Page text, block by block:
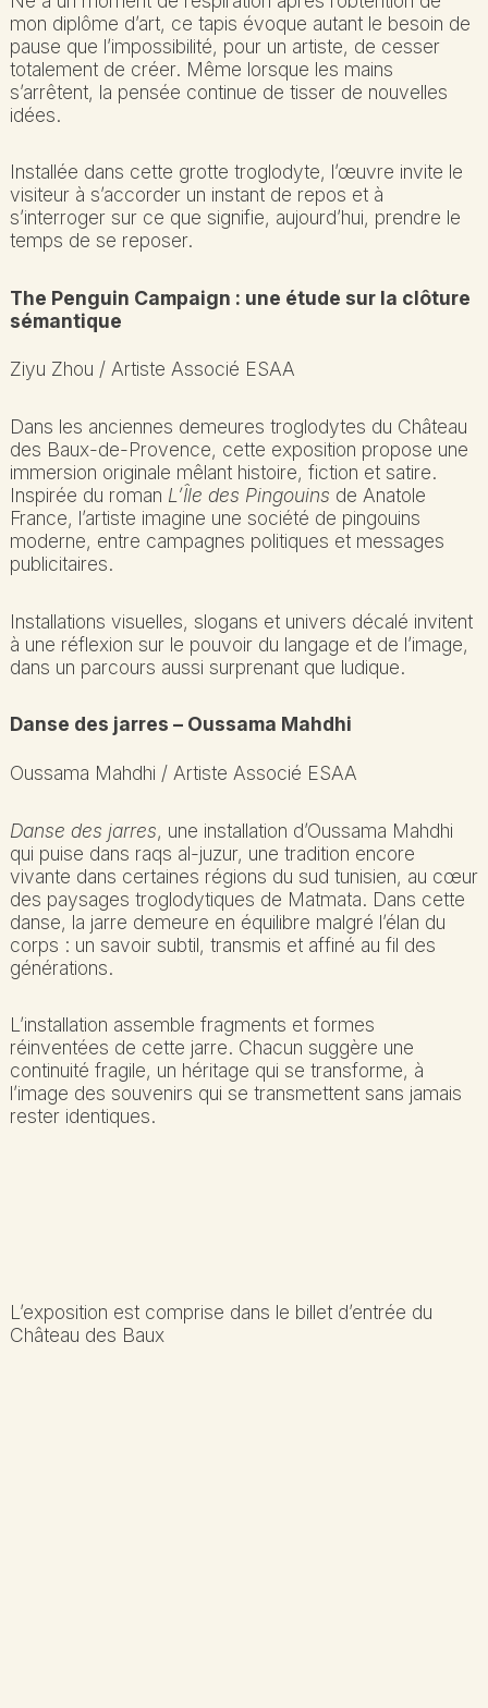
mon diplôme d’art, ce tapis évoque autant le besoin de
pause que l’impossibilité, pour un artiste, de cesser
totalement de créer. Même lorsque les mains
s’arrêtent, la pensée continue de tisser de nouvelles
idées.
Installée dans cette grotte troglodyte, l’œuvre invite le
visiteur à s’accorder un instant de repos et à
s’interroger sur ce que signifie, aujourd’hui, prendre le
temps de se reposer.
The Penguin Campaign : une étude sur la clôture
sémantique
Ziyu Zhou / Artiste Associé ESAA
Dans les anciennes demeures troglodytes du Château
des Baux-de-Provence, cette exposition propose une
immersion originale mêlant histoire, fiction et satire.
Inspirée du roman L’Île des Pingouins de Anatole
France, l’artiste imagine une société de pingouins
moderne, entre campagnes politiques et messages
publicitaires.
Installations visuelles, slogans et univers décalé invitent
à une réflexion sur le pouvoir du langage et de l’image,
dans un parcours aussi surprenant que ludique.
Danse des jarres – Oussama Mahdhi
Oussama Mahdhi / Artiste Associé ESAA
Danse des jarres, une installation d’Oussama Mahdhi
qui puise dans raqs al-juzur, une tradition encore
vivante dans certaines régions du sud tunisien, au cœur
des paysages troglodytiques de Matmata. Dans cette
danse, la jarre demeure en équilibre malgré l’élan du
corps : un savoir subtil, transmis et affiné au fil des
générations.
L’installation assemble fragments et formes
réinventées de cette jarre. Chacun suggère une
continuité fragile, un héritage qui se transforme, à
l’image des souvenirs qui se transmettent sans jamais
rester identiques.
L’exposition est comprise dans le billet d’entrée du
Château des Baux